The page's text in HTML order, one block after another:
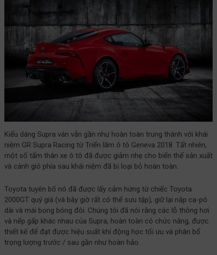
Kiểu dáng Supra ván vẫn gần như hoàn toàn trung thành với khái
niệm GR Supra Racing từ Triển lãm ô tô Geneva 2018. Tất nhiên,
một số tấm thân xe ô tô đã được giảm nhẹ cho biến thể sản xuất
và cánh gió phía sau khái niệm đã bị loại bỏ hoàn toàn.
Toyota tuyên bố nó đã được lấy cảm hứng từ chiếc Toyota
2000GT quý giá (và bây giờ rất có thể sưu tập), giữ lại nắp ca-pô
dài và mái bong bóng đôi. Chúng tôi đã nói rằng các lỗ thông hơi
và nếp gấp khác nhau của Supra, hoàn toàn có chức năng, được
thiết kế để đạt được hiệu suất khí động học tối ưu và phân bổ
trọng lượng trước / sau gần như hoàn hảo.